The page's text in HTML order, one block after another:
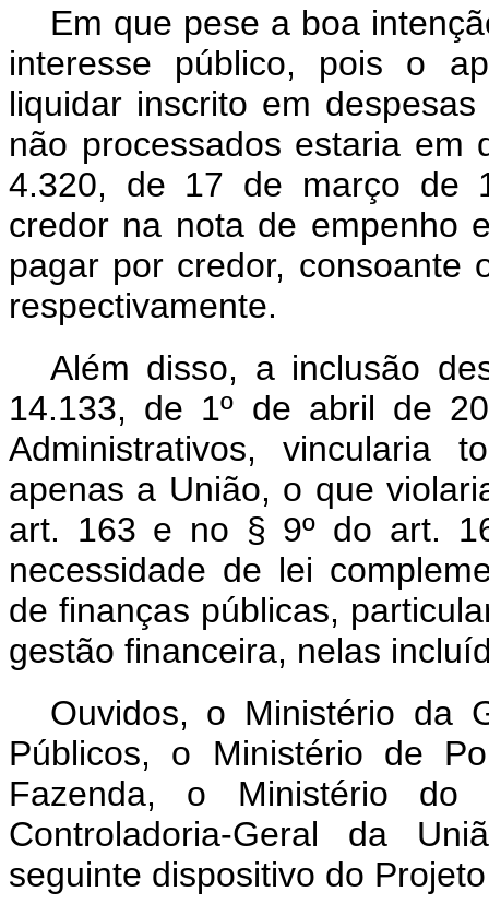
Em que pese a boa
interesse público, pois o
liquidar inscrito em
não processados estaria em
4.320, de 17 de março de
credor na nota de empenho
pagar por credor, consoante
respectivamente.
Além disso, a inclusão
14.133, de 1º de abril de
Administrativos, vincularia
apenas a União, o que
art. 163 e no § 9º do art.
necessidade de lei
de finanças públicas,
gestão financeira, nelas
Ouvidos, o Ministério da
Públicos, o Ministério de
Fazenda, o Ministério do
Controladoria-Geral da
seguinte dispositivo do